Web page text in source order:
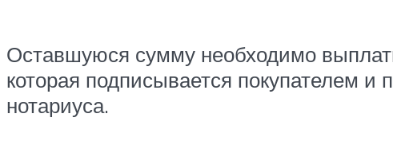
Оставшуюся сумму необходимо
которая подписывается покупателем и
нотариуса.